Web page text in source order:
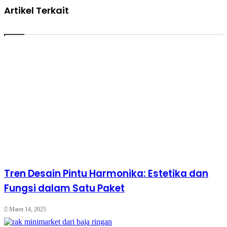
Artikel Terkait
Tren Desain Pintu Harmonika: Estetika dan
Fungsi dalam Satu Paket
Maret 14, 2025